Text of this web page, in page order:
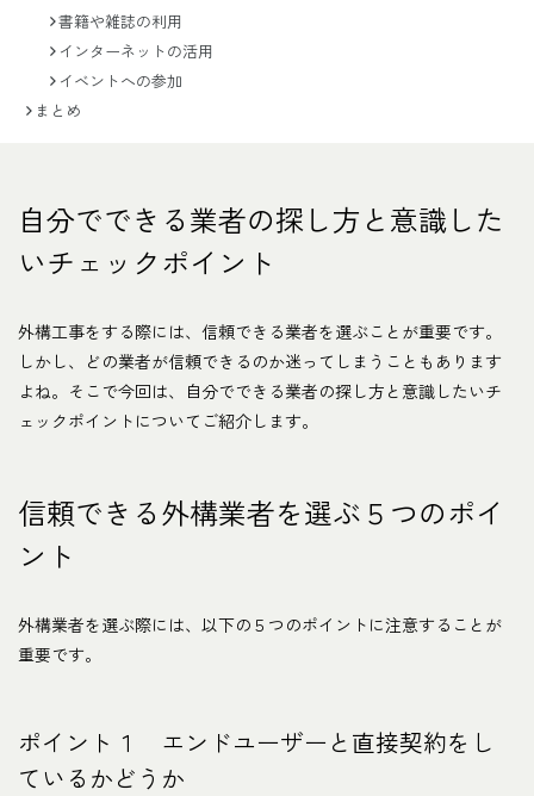
書籍や雑誌の利用
インターネットの活用
イベントへの参加
まとめ
自分でできる業者の探し方と意識した
いチェックポイント
外構工事をする際には、信頼できる業者を選ぶことが重要です。
しかし、どの業者が信頼できるのか迷ってしまうこともあります
よね。そこで今回は、自分でできる業者の探し方と意識したいチ
ェックポイントについてご紹介します。
信頼できる外構業者を選ぶ５つのポイ
ント
外構業者を選ぶ際には、以下の５つのポイントに注意することが
重要です。
ポイント１ エンドユーザーと直接契約をし
ているかどうか